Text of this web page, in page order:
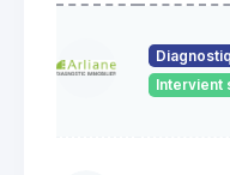
Intervient